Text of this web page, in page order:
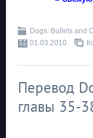
Dogs: Bullets and
01.03.2010
Перевод
главы 35-